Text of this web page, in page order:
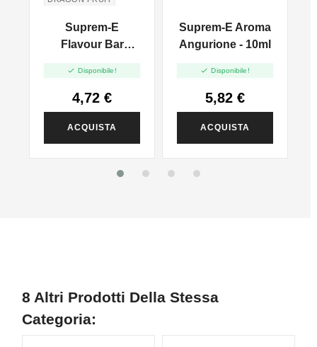
Suprem-E
Flavour Bar
Dragon Peach -
10ml
 Disponibile!
4,72 €
ACQUISTA
Suprem-E Aroma
Angurione - 10ml
 Disponibile!
5,82 €
ACQUISTA
8 Altri Prodotti Della Stessa
Categoria: